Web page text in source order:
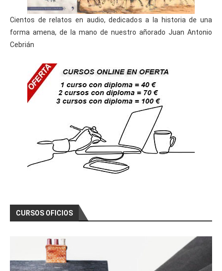
Cientos de relatos en audio, dedicados a la historia de una
forma amena, de la mano de nuestro añorado Juan Antonio
Cebrián
CURSOS OFICIOS